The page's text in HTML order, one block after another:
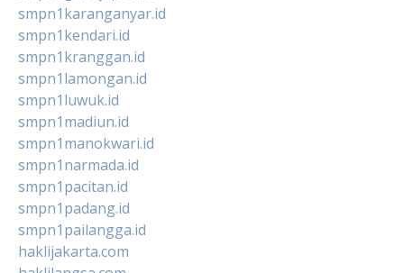
smpn1karanganyar.id
smpn1kendari.id
smpn1kranggan.id
smpn1lamongan.id
smpn1luwuk.id
smpn1madiun.id
smpn1manokwari.id
smpn1narmada.id
smpn1pacitan.id
smpn1padang.id
smpn1pailangga.id
haklijakarta.com